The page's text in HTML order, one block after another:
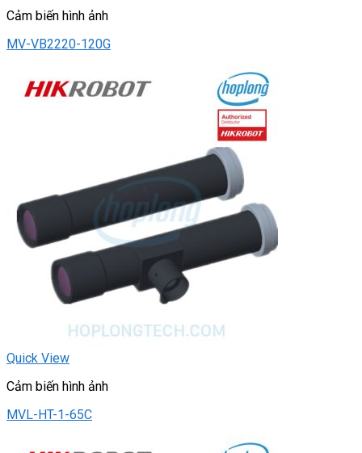
Cảm biến hình ảnh
MV-VB2220-120G
Quick View
Cảm biến hình ảnh
MVL-HT-1-65C